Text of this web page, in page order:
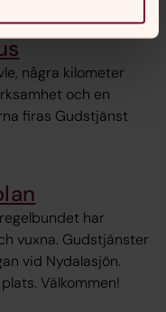
några kilometer
och en
firas Gudstjänst
har
vuxna. Gudstjänster
vid Nydalasjön.
Välkommen!